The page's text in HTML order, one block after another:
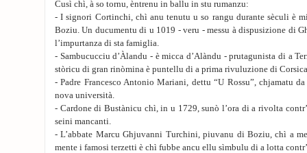
Cusì chì, à so tornu, èntrenu in ballu in stu rumanzu:
- I signori Cortinchi, chì anu tenutu u so rangu durante sèculi è
Boziu. Un ducumentu di u 1019 - veru - messu à dispusizione di
l’impurtanza di sta famiglia.
- Sambucucciu d’Àlandu - è micca d’Alàndu - prutagunista di a
stòricu di gran rinòmina è puntellu di a prima rivuluzione di
- Padre Francesco Antonio Mariani, dettu “U Rossu”, chjamatu
nova università.
- Cardone di Bustànicu chì, in u 1729, sunò l’ora di a rivolta
seini mancanti.
- L’abbate Marcu Ghjuvanni Turchini, piuvanu di Boziu, chì a
mente i famosi terzetti è chì fubbe ancu ellu sìmbulu di a lotta